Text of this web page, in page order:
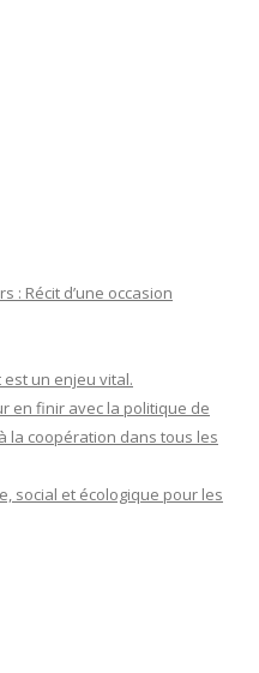
: Récit d’une occasion
un enjeu vital.
en finir avec la politique de
la coopération dans tous les
social et écologique pour les